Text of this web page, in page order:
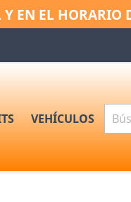
EN EL HORARIO
VEHÍCULOS